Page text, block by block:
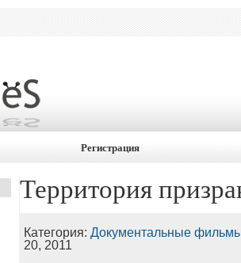
Регистрация
Территория
Категория: Документальные
20, 2011